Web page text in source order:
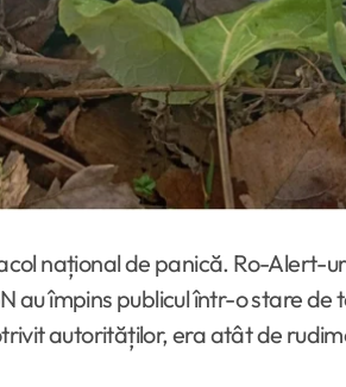
au împins publicul într-o stare de
autorităților, era atât de